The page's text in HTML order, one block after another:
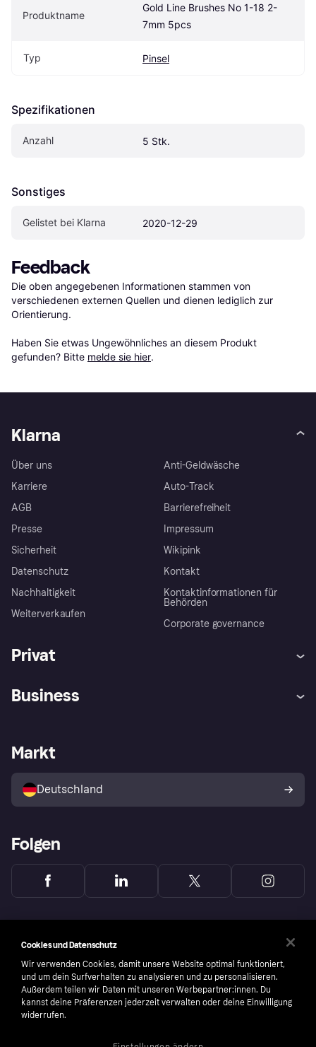
Produktname
Gold Line Brushes No 1-18 2-
7mm 5pcs
Typ Pinsel
Spezifikationen
Anzahl 5 Stk.
Sonstiges
Gelistet bei Klarna 2020-12-29
Feedback
Die oben angegebenen Informationen stammen von
verschiedenen externen Quellen und dienen lediglich zur
Orientierung.
Haben Sie etwas Ungewöhnliches an diesem Produkt
gefunden? Bitte melde sie hier.
Klarna
Über uns
Karriere
AGB
Presse
Sicherheit
Datenschutz
Nachhaltigkeit
Weiterverkaufen
Anti-Geldwäsche
Auto-Track
Barrierefreiheit
Impressum
Wikipink
Kontakt
Kontaktinformationen für
Behörden
Corporate governance
Privat
Klarna App
Shops entdecken
Käuferschutzrichtlinie
Dein Widerrufsrecht
Business
Händlerportal
Markt
Deutschland
Folgen
Cookies und Datenschutz
Wir verwenden Cookies, damit unsere Website optimal funktioniert,
und um dein Surfverhalten zu analysieren und zu personalisieren.
Außerdem teilen wir Daten mit unseren Werbepartner:innen. Du
kannst deine Präferenzen jederzeit verwalten oder deine Einwilligung
widerrufen.